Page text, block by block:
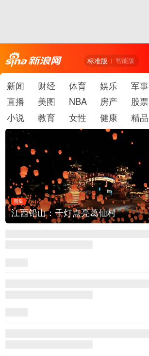
标准版 智能版
新闻 财经 体育 娱乐 军事
直播
美图 NBA 房产 股票
小说
教育 女性 健康 精品
图集
江西铅山：千灯点亮葛仙村